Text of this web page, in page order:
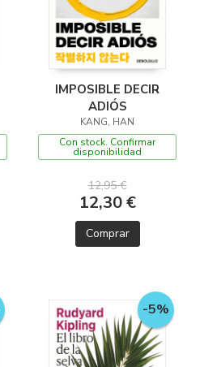
IMPOSIBLE DECIR
ADIÓS
KANG, HAN
Con stock. Confirmar
disponibilidad
12,95 €
12,30 €
Comprar
-5%